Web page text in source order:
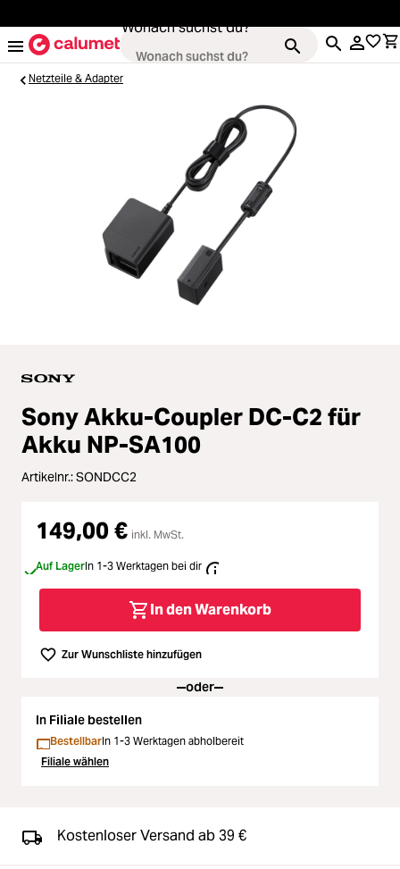
Wonach suchst du?
Objektive
Video & Drohnen
Stative & Gimbals
Loading...
Loading... Licht & Studio
Loading...
Loading... Ferngläser
Loading... Second Hand
Loading... SALE
Loading...
Netzteile & Adapter
Sony Akku-Coupler DC-C2 für
Akku NP-SA100
Artikelnr.:SONDCC2
149,00 € inkl. MwSt.
Auf LagerIn 1-3 Werktagen bei dir
In den Warenkorb
Zur Wunschliste hinzufügen
oder
In Filiale bestellen
BestellbarIn 1-3 Werktagen abholbereit
Filiale wählen
Kostenloser Versand ab 39 €